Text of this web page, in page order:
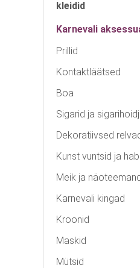
kleidid
Karnevali
Prillid
Kontaktläätsed
Boa
Sigarid ja
Dekoratiivsed
Kunst vuntsid ja
Meik ja
Karnevali kingad
Kroonid
Maskid
Mütsid